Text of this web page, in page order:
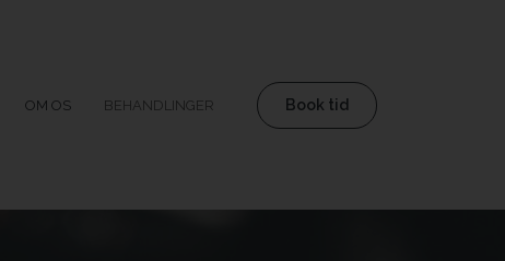
OM OS BEHANDLINGER Book tid